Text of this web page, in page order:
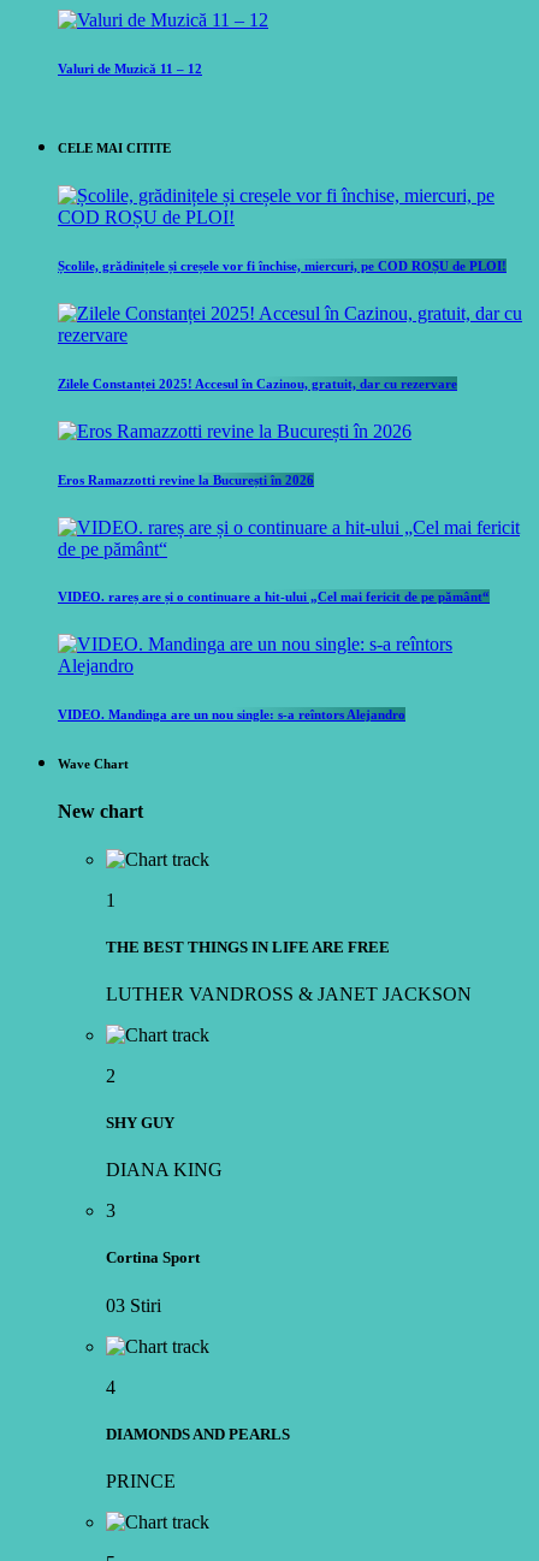
Valuri de Muzică 11 – 12
CELE MAI CITITE
Școlile, grădinițele și creșele vor fi închise, miercuri, pe COD ROȘU de PLOI!
Zilele Constanței 2025! Accesul în Cazinou, gratuit, dar cu rezervare
Eros Ramazzotti revine la București în 2026
VIDEO. rareș are și o continuare a hit-ului „Cel mai fericit de pe pământ“
VIDEO. Mandinga are un nou single: s-a reîntors Alejandro
Wave Chart
New chart
1
THE BEST THINGS IN LIFE ARE FREE
LUTHER VANDROSS & JANET JACKSON
2
SHY GUY
DIANA KING
3
Cortina Sport
03 Stiri
4
DIAMONDS AND PEARLS
PRINCE